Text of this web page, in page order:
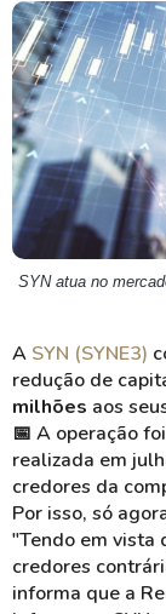
SYN atua no
A SYN (SYNE3)
redução de
milhões aos
📅 A operação
realizada em
credores da
Por isso, só
"Tendo em vista
credores
informa que a